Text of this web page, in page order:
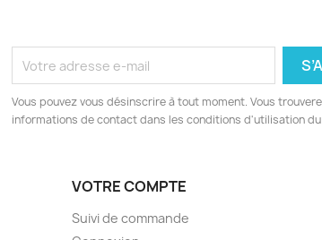
Vous pouvez vous désinscrire à tout moment. Vous
informations de contact dans les conditions d'utilisation
VOTRE COMPTE
Suivi de commande